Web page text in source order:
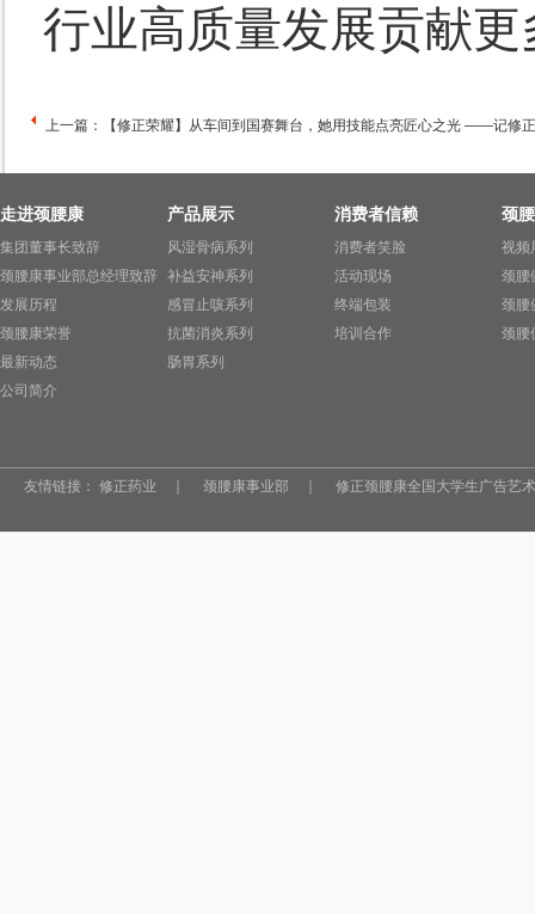
行业高质量发展贡献更
上一篇： 【修正荣耀】从车间到国赛舞台，她用技能点亮匠心之光 ——记修
走进颈腰康
集团董事长致辞
颈腰康事业部总经理致辞
发展历程
颈腰康荣誉
最新动态
公司简介
产品展示
风湿骨病系列
补益安神系列
感冒止咳系列
抗菌消炎系列
肠胃系列
消费者信赖
消费者笑脸
活动现场
终端包装
培训合作
颈
视频
颈腰
颈腰
颈腰
友情链接： 修正药业 ｜ 颈腰康事业部 ｜ 修正颈腰康全国大学生广告艺